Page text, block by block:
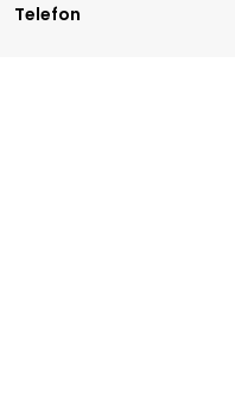
Telefon